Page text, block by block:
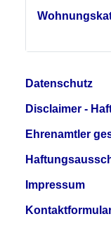
Datenschutz
Disclaimer -
Ehrenamtler
Impressum